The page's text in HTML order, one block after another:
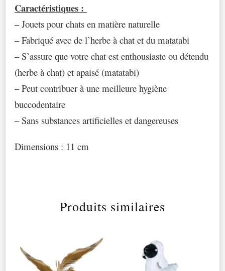
Caractéristiques :
– Jouets pour chats en matière naturelle
– Fabriqué avec de l’herbe à chat et du matatabi
– S’assure que votre chat est enthousiaste ou détendu
(herbe à chat) et apaisé (matatabi)
– Peut contribuer à une meilleure hygiène
buccodentaire
– Sans substances artificielles et dangereuses
Dimensions : 11 cm
Produits similaires